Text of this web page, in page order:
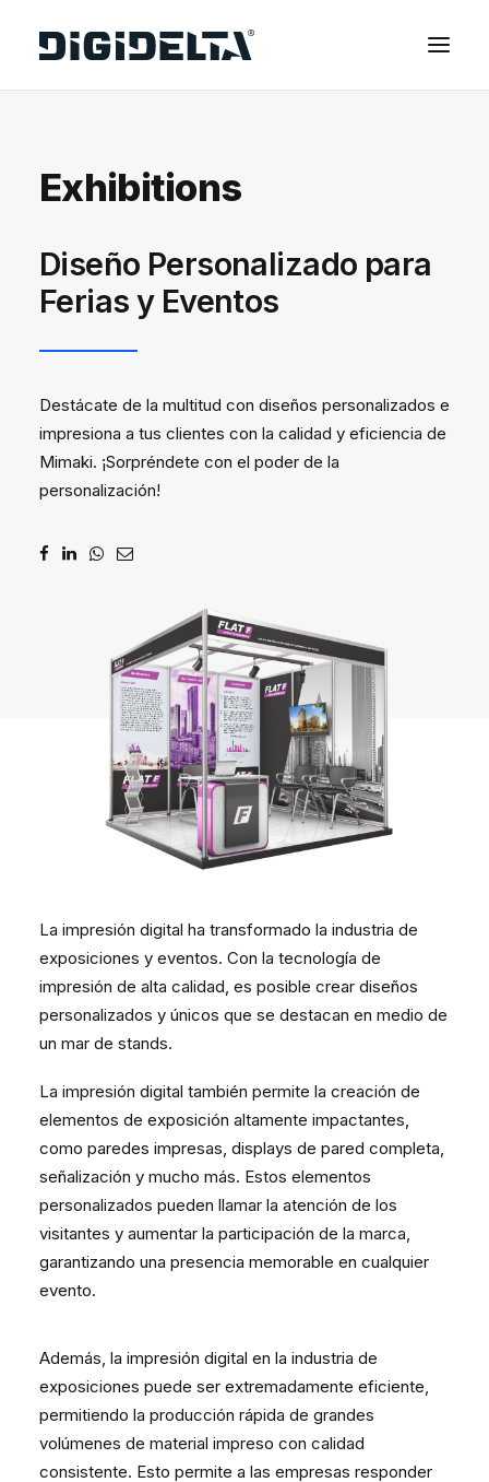
APLICACIONES
TECNOLOGÍA MIMAKI
CONTACTOS
CATÁLOGOS
PARTNERS
RECURSOS
IDIOMA
Exhibitions
Diseño Personalizado para
Ferias y Eventos
Destácate de la multitud con diseños personalizados e
impresiona a tus clientes con la calidad y eficiencia de
Mimaki. ¡Sorpréndete con el poder de la
personalización!
La impresión digital ha transformado la industria de
exposiciones y eventos. Con la tecnología de
impresión de alta calidad, es posible crear diseños
personalizados y únicos que se destacan en medio de
un mar de stands.
La impresión digital también permite la creación de
elementos de exposición altamente impactantes,
como paredes impresas, displays de pared completa,
señalización y mucho más. Estos elementos
personalizados pueden llamar la atención de los
visitantes y aumentar la participación de la marca,
garantizando una presencia memorable en cualquier
evento.
Además, la impresión digital en la industria de
exposiciones puede ser extremadamente eficiente,
permitiendo la producción rápida de grandes
volúmenes de material impreso con calidad
consistente. Esto permite a las empresas responder